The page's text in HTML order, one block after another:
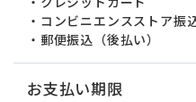
・コンビニエンスストア振
・郵便振込（後払い）
お支払い期限